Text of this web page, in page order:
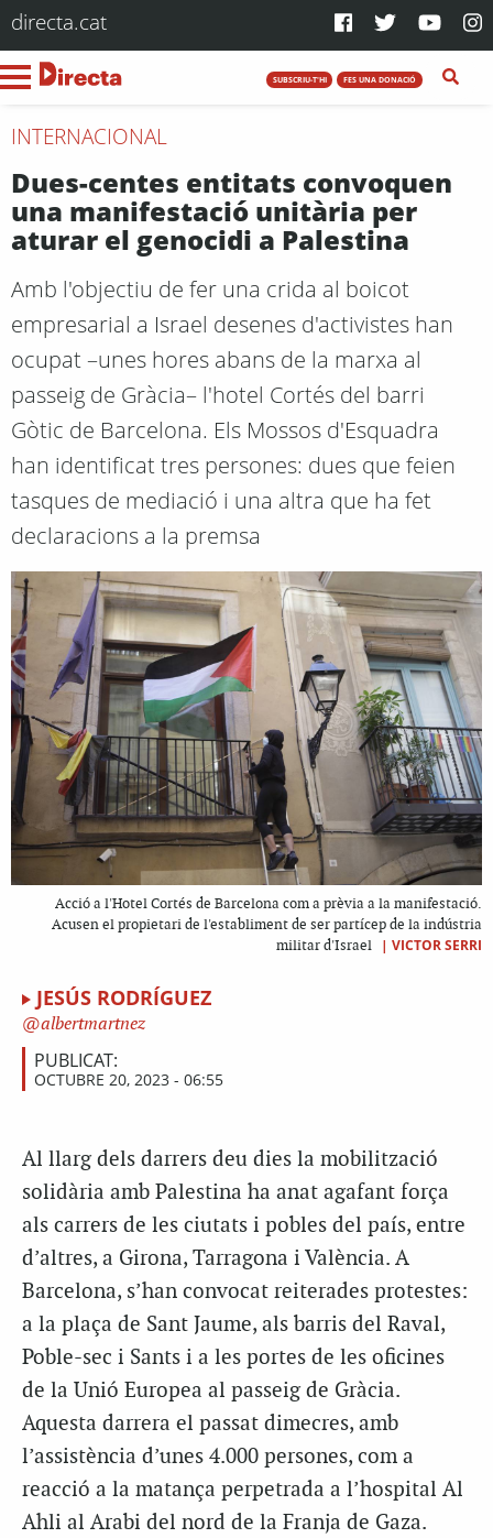
directa.cat
SUBSCRIU-T'HI FES UNA DONACIÓ
INTERNACIONAL
Dues-centes entitats convoquen
una manifestació unitària per
aturar el genocidi a Palestina
Amb l'objectiu de fer una crida al boicot
empresarial a Israel desenes d'activistes han
ocupat –unes hores abans de la marxa al
passeig de Gràcia– l'hotel Cortés del barri
Gòtic de Barcelona. Els Mossos d'Esquadra
han identificat tres persones: dues que feien
tasques de mediació i una altra que ha fet
declaracions a la premsa
Acció a l'Hotel Cortés de Barcelona com a prèvia a la manifestació.
Acusen el propietari de l'establiment de ser partícep de la indústria
militar d'Israel
| VICTOR SERRI
JESÚS RODRÍGUEZ
albertmartnez
PUBLICAT:
OCTUBRE 20, 2023 - 06:55
Al llarg dels darrers deu dies la mobilització
solidària amb Palestina ha anat agafant força
als carrers de les ciutats i pobles del país, entre
d’altres, a Girona, Tarragona i València. A
Barcelona, s’han convocat reiterades protestes:
a la plaça de Sant Jaume, als barris del Raval,
Poble-sec i Sants i a les portes de les oficines
de la Unió Europea al passeig de Gràcia.
Aquesta darrera el passat dimecres, amb
l’assistència d’unes 4.000 persones, com a
reacció a la matança perpetrada a l’hospital Al
Ahli al Arabi del nord de la Franja de Gaza.